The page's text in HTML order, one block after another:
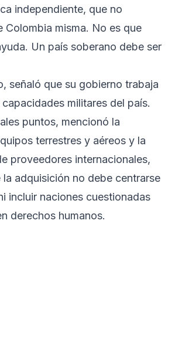
independiente, que no
Colombia misma. No es que
Un país soberano debe ser
señaló que su gobierno trabaja
militares del país.
puntos, mencionó la
terrestres y aéreos y la
proveedores internacionales,
adquisición no debe centrarse
incluir naciones cuestionadas
derechos humanos.